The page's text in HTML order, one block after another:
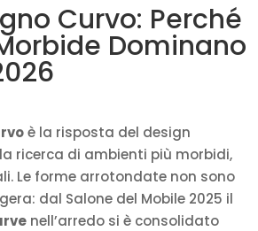
Curvo: Perché
Dominano
è la risposta del design
ricerca di ambienti più morbidi,
Le forme arrotondate non sono
dal Salone del Mobile 2025 il
nell’arredo si è consolidato